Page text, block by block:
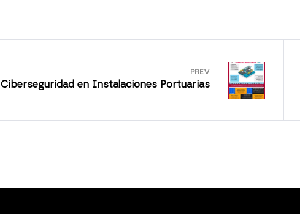
PREV
Ciberseguridad en Instalaciones Portuarias